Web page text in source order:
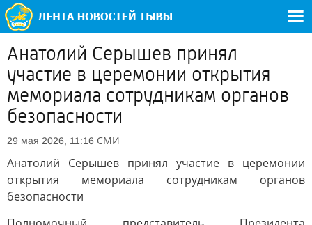
Анатолий Серышев принял
участие в церемонии открытия
мемориала сотрудникам органов
безопасности
29 мая 2026, 11:16 СМИ
Анатолий Серышев принял участие в церемонии
открытия мемориала сотрудникам органов
безопасности